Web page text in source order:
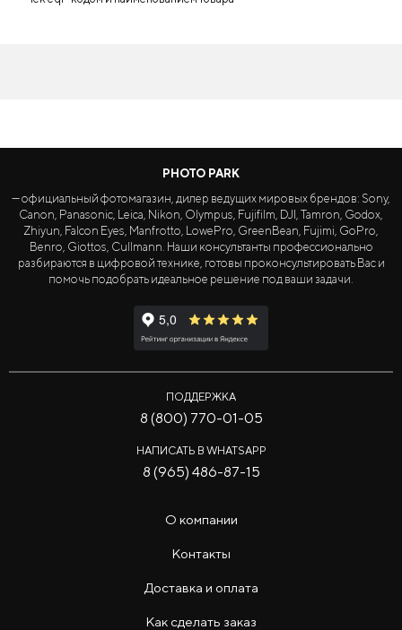
PHOTO PARK
— официальный фотомагазин, дилер ведущих мировых брендов: Sony,
Canon, Panasonic, Leica, Nikon, Olympus, Fujifilm, DJI, Tamron, Godox,
Zhiyun, Falcon Eyes, Manfrotto, LowePro, GreenBean, Fujimi, GoPro,
Benro, Giottos, Cullmann. Наши консультанты профессионально
разбираются в цифровой технике, готовы проконсультировать Вас и
помочь подобрать идеальное решение под ваши задачи.
ПОДДЕРЖКА
8 (800) 770-01-05
НАПИСАТЬ В WHATSAPP
8 (965) 486-87-15
О компании
Контакты
Доставка и оплата
Как сделать заказ